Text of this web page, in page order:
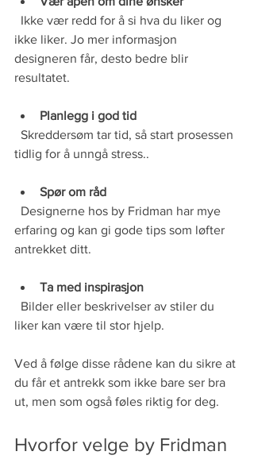
ikke liker. Jo mer informasjon
designeren får, desto bedre blir
resultatet.
Planlegg i god tid
tidlig for å unngå stress..
Spør om råd
erfaring og kan gi gode tips som løfter
antrekket ditt.
Ta med inspirasjon
liker kan være til stor hjelp.
Ved å følge disse rådene kan du sikre at
du får et antrekk som ikke bare ser bra
ut, men som også føles riktig for deg.
Hvorfor velge by Fridman